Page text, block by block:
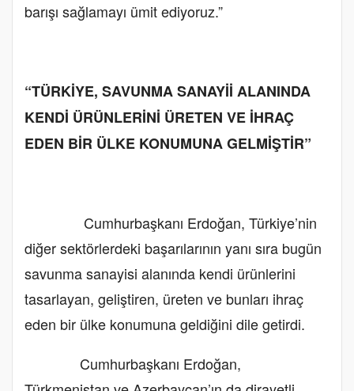
barışı sağlamayı ümit ediyoruz.”
“TÜRKİYE, SAVUNMA SANAYİİ ALANINDA
KENDİ ÜRÜNLERİNİ ÜRETEN VE İHRAÇ
EDEN BİR ÜLKE KONUMUNA GELMİŞTİR”
Cumhurbaşkanı Erdoğan, Türkiye’nin
diğer sektörlerdeki başarılarının yanı sıra bugün
savunma sanayisi alanında kendi ürünlerini
tasarlayan, geliştiren, üreten ve bunları ihraç
eden bir ülke konumuna geldiğini dile getirdi.
Cumhurbaşkanı Erdoğan,